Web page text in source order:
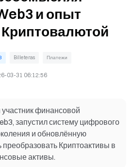
и опыт
Billeteras Платежи
03-31 06:12:56
финансовой
запустил систему цифрового
и обновлённую
Криптоактивы в
активы.